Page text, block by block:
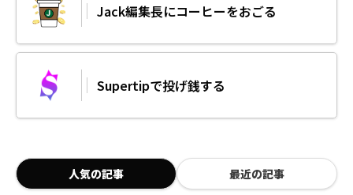
Jack編集長にコーヒーをおごる
Supertipで投げ銭する
人気の記事 最近の記事